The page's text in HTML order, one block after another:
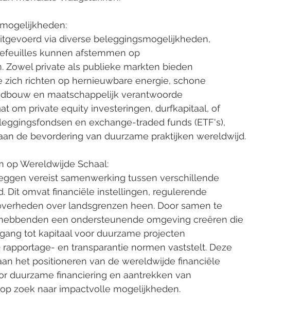
kunnen afstemmen op
Zowel private als publieke markten bieden
richten op hernieuwbare energie, schone
en maatschappelijk verantwoorde
om private equity investeringen, durfkapitaal, of
en exchange-traded funds (ETF's),
de bevordering van duurzame praktijken wereldwijd.
op Wereldwijde Schaal:
Dit omvat financiële instellingen, regulerende
over landsgrenzen heen. Door samen te
een ondersteunende omgeving creëren die
tot kapitaal voor duurzame projecten
en transparantie normen vaststelt. Deze
het positioneren van de wereldwijde financiële
duurzame financiering en aantrekken van
zoek naar impactvolle mogelijkheden.